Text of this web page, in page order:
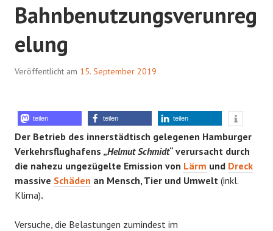
Bahnbenutzungsverunreg
elung
Veröffentlicht am 15. September 2019
teilen teilen teilen
Der Betrieb des innerstädtisch gelegenen Hamburger
Verkehrsflughafens „Helmut Schmidt“ verursacht durch
die nahezu ungezügelte Emission von Lärm und Dreck
massive Schäden an Mensch, Tier und Umwelt (inkl.
Klima).
Versuche, die Belastungen zumindest im